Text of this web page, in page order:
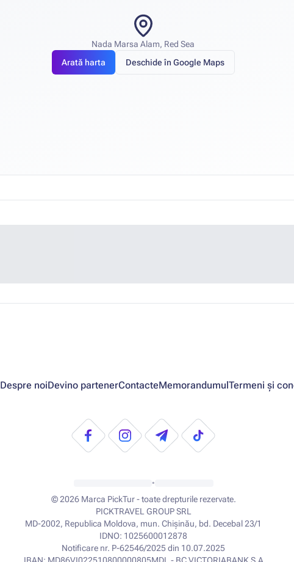
Nada Marsa Alam, Red Sea
Arată harta
Deschide în Google Maps
Despre noiDevino partenerContacteMemorandumulTermeni și
•
© 2026 Marca PickTur - toate drepturile rezervate.
PICKTRAVEL GROUP SRL
MD-2002, Republica Moldova, mun. Chișinău, bd. Decebal 23/1
IDNO: 1025600012878
Notificare nr. P-62546/2025 din 10.07.2025